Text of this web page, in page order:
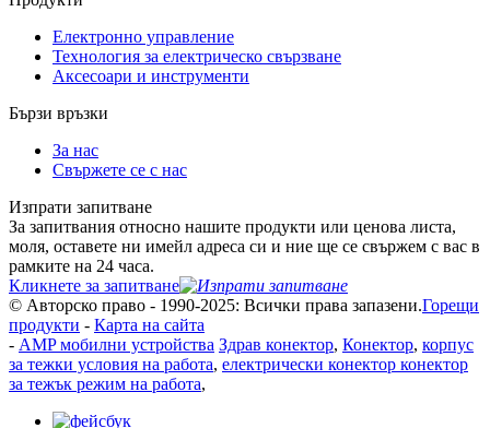
Електронно управление
Технология за електрическо свързване
Аксесоари и инструменти
Бързи връзки
За нас
Свържете се с нас
Изпрати запитване
За запитвания относно нашите продукти или ценова листа,
моля, оставете ни имейл адреса си и ние ще се свържем с вас в
рамките на 24 часа.
Кликнете за запитване
© Авторско право - 1990-2025: Всички права запазени.Горещи
продукти - Карта на сайта
- AMP мобилни устройства Здрав конектор, Конектор, корпус
за тежки условия на работа, електрически конектор конектор
за тежък режим на работа,